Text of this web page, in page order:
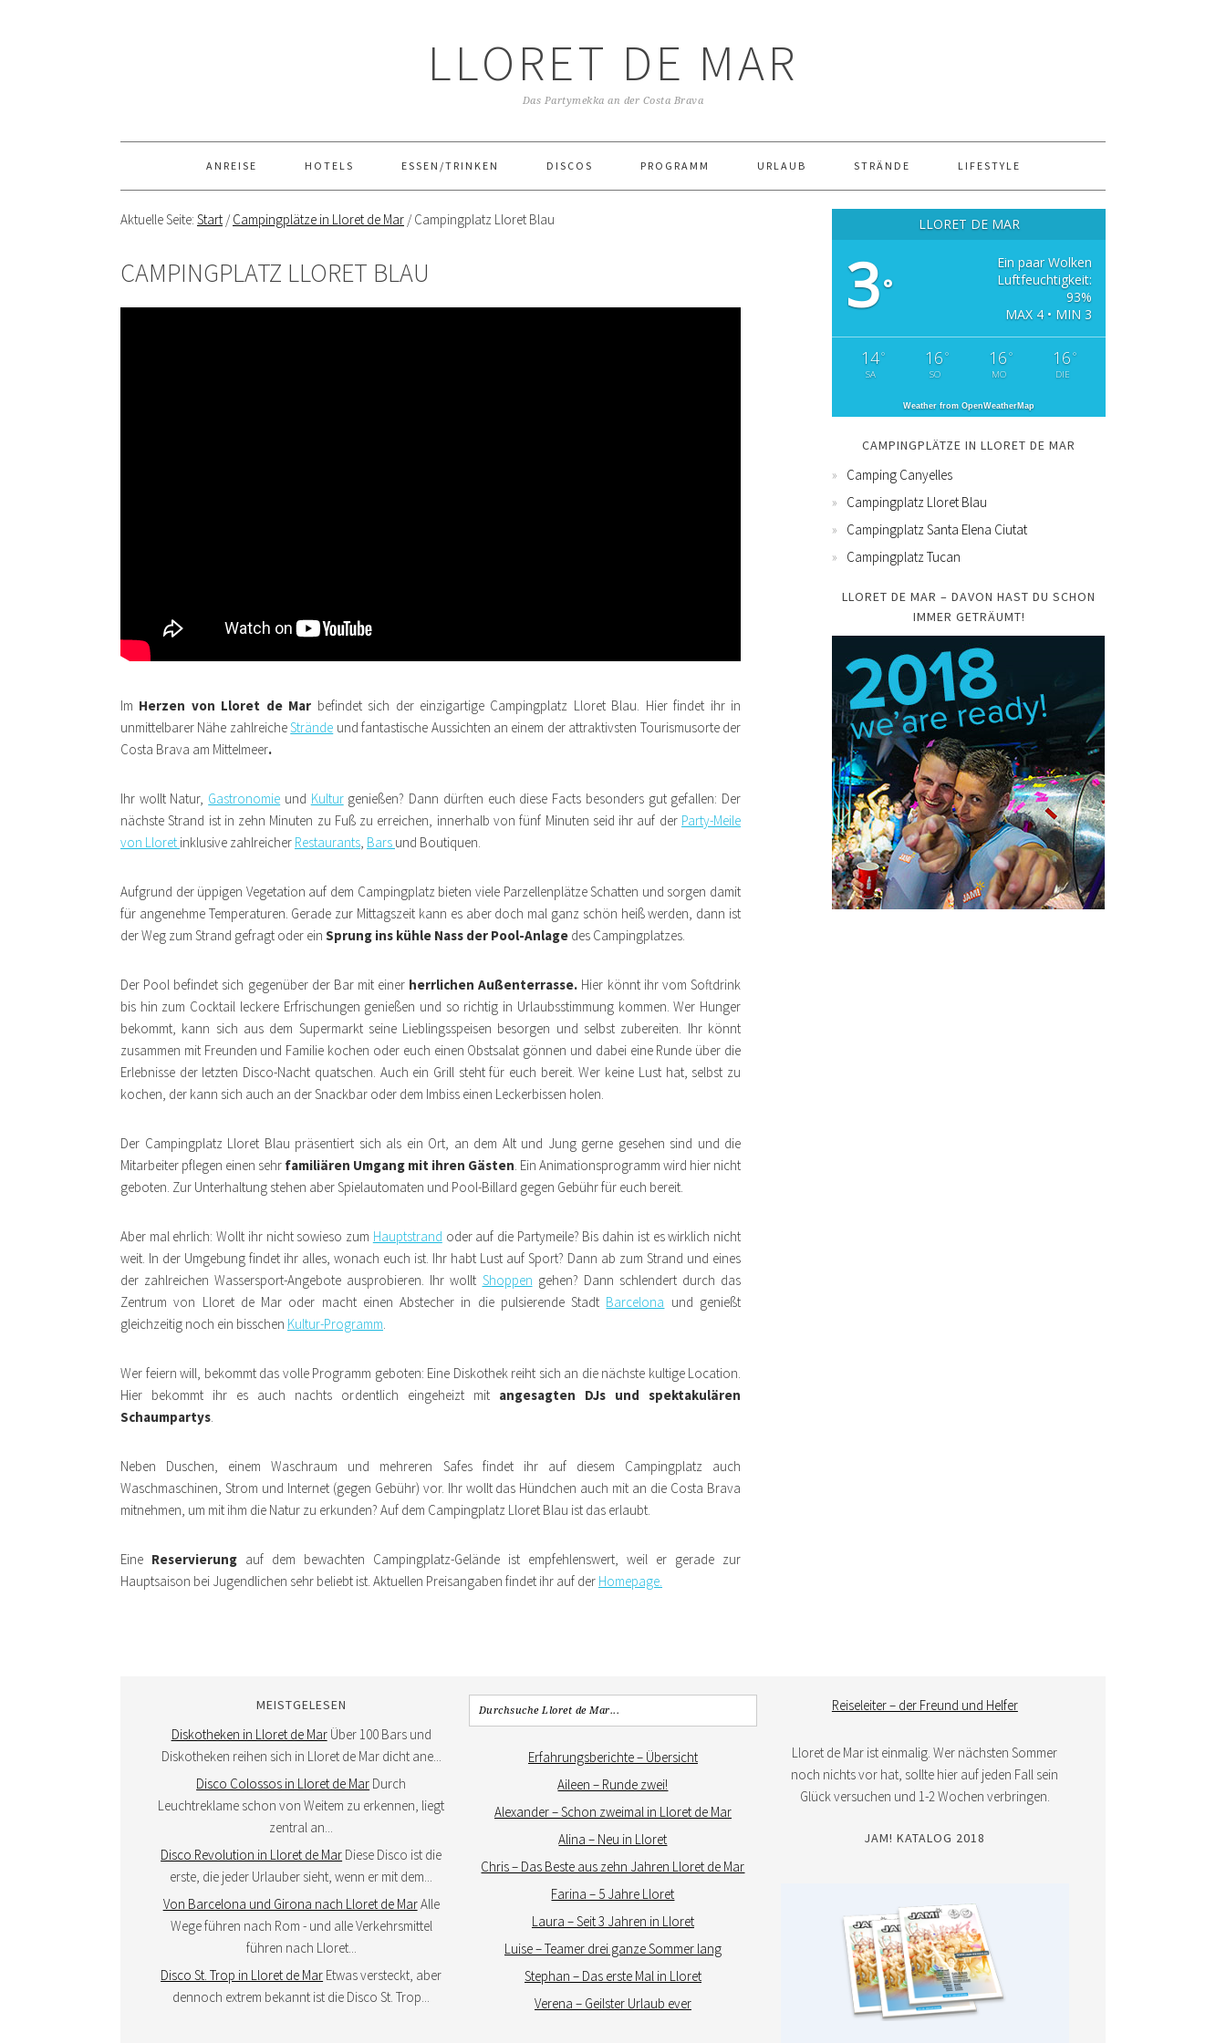
LLORET DE MAR
Das Partymekka an der Costa Brava
ANREISE HOTELS ESSEN/TRINKEN DISCOS PROGRAMM URLAUB STRÄNDE LIFESTYLE
Aktuelle Seite: Start / Campingplätze in Lloret de Mar /Campingplatz Lloret Blau
CAMPINGPLATZ LLORET BLAU
Im Herzen von Lloret de Mar befindet sich der einzigartige Campingplatz Lloret Blau. Hier findet ihr in
unmittelbarer Nähe zahlreicheStrände und fantastische Aussichten an einem der attraktivsten Tourismusorte der
Costa Brava am Mittelmeer.
Ihr wollt Natur, Gastronomie und Kulturgenießen? Dann dürften euch diese Facts besonders gut gefallen: Der
nächste Strand ist in zehn Minuten zu Fuß zu erreichen, innerhalb von fünf Minuten seid ihr auf der Party-Meile
von Lloret inklusive zahlreicher Restaurants, Bars und Boutiquen.
Aufgrund der üppigen Vegetation auf dem Campingplatz bieten viele Parzellenplätze Schatten und sorgen damit
für angenehme Temperaturen. Gerade zur Mittagszeit kann es aber doch mal ganz schön heiß werden, dann ist
der Weg zum Strand gefragt oder ein Sprung ins kühle Nass der Pool-Anlage des Campingplatzes.
Der Pool befindet sich gegenüber der Bar mit einer herrlichen Außenterrasse. Hier könnt ihr vom Softdrink
bis hin zum Cocktail leckere Erfrischungen genießen und so richtig in Urlaubsstimmung kommen. Wer Hunger
bekommt, kann sich aus dem Supermarkt seine Lieblingsspeisen besorgen und selbst zubereiten. Ihr könnt
zusammen mit Freunden und Familie kochen oder euch einen Obstsalat gönnen und dabei eine Runde über die
Erlebnisse der letzten Disco-Nacht quatschen. Auch ein Grill steht für euch bereit. Wer keine Lust hat, selbst zu
kochen, der kann sich auch an der Snackbar oder dem Imbiss einen Leckerbissen holen.
Der Campingplatz Lloret Blau präsentiert sich als ein Ort, an dem Alt und Jung gerne gesehen sind und die
Mitarbeiter pflegen einen sehr familiären Umgang mit ihren Gästen. Ein Animationsprogramm wird hier nicht
geboten. Zur Unterhaltung stehen aber Spielautomaten und Pool-Billard gegen Gebühr für euch bereit.
Aber mal ehrlich: Wollt ihr nicht sowieso zum Hauptstrand oder auf die Partymeile? Bis dahin ist es wirklich nicht
weit. In der Umgebung findet ihr alles, wonach euch ist. Ihr habt Lust auf Sport? Dann ab zum Strand und eines
der zahlreichen Wassersport-Angebote ausprobieren. Ihr wollt Shoppen gehen? Dann schlendert durch das
Zentrum von Lloret de Mar oder macht einen Abstecher in die pulsierende Stadt Barcelona und genießt
gleichzeitig noch ein bisschen Kultur-Programm.
Wer feiern will, bekommt das volle Programm geboten: Eine Diskothek reiht sich an die nächste kultige Location.
Hier bekommt ihr es auch nachts ordentlich eingeheizt mit angesagten DJs und spektakulären
Schaumpartys.
Neben Duschen, einem Waschraum und mehreren Safes findet ihr auf diesem Campingplatz auch
Waschmaschinen, Strom und Internet (gegen Gebühr) vor. Ihr wollt das Hündchen auch mit an die Costa Brava
mitnehmen, um mit ihm die Natur zu erkunden? Auf dem Campingplatz Lloret Blau ist das erlaubt.
Eine Reservierung auf dem bewachten Campingplatz-Gelände ist empfehlenswert, weil er gerade zur
Hauptsaison bei Jugendlichen sehr beliebt ist. Aktuellen Preisangaben findet ihr auf der Homepage.
LLORET DE MAR
3°
Ein paar Wolken
Luftfeuchtigkeit:
93%
MAX 4 • MIN 3
14°
SA
16 °
SO
16 °
MO
16 °
DIE
Weather from OpenWeatherMap
CAMPINGPLÄTZE IN LLORET DE MAR
Camping Canyelles
Campingplatz Lloret Blau
Campingplatz Santa Elena Ciutat
Campingplatz Tucan
LLORET DE MAR – DAVON HAST DU SCHON
IMMER GETRÄUMT!
MEISTGELESEN
Diskotheken in Lloret de Mar Über 100 Bars und
Diskotheken reihen sich in Lloret de Mar dicht ane...
Disco Colossos in Lloret de Mar Durch
Leuchtreklame schon von Weitem zu erkennen, liegt
zentral an...
Disco Revolution in Lloret de Mar Diese Disco ist die
erste, die jeder Urlauber sieht, wenn er mit dem...
Von Barcelona und Girona nach Lloret de MarAlle
Wege führen nach Rom - und alle Verkehrsmittel
führen nach Lloret...
Disco St. Trop in Lloret de Mar Etwas versteckt, aber
dennoch extrem bekannt ist die Disco St. Trop...
Erfahrungsberichte – Übersicht
Aileen – Runde zwei!
Alexander – Schon zweimal in Lloret de Mar
Alina – Neu in Lloret
Chris – Das Beste aus zehn Jahren Lloret de Mar
Farina – 5 Jahre Lloret
Laura – Seit 3 Jahren in Lloret
Luise – Teamer drei ganze Sommer lang
Stephan – Das erste Mal in Lloret
Verena – Geilster Urlaub ever
Reiseleiter – der Freund und Helfer
Lloret de Mar ist einmalig. Wer nächsten Sommer
noch nichts vor hat, sollte hier auf jeden Fall sein
Glück versuchen und 1-2 Wochen verbringen.
JAM! KATALOG 2018